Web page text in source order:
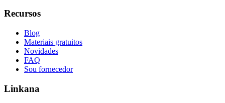
Recursos
Blog
Materiais gratuitos
Novidades
FAQ
Sou fornecedor
Linkana